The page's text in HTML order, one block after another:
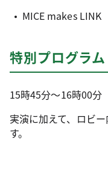
MICE makes
特別プログラ
15時45分～16時00分
実演に加えて、ロビ
す。